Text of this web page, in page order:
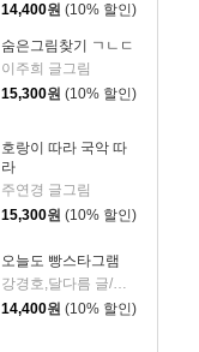
14,400원 (10% 할인)
숨은그림찾기 ㄱㄴㄷ
이주희 글그림
15,300원 (10% 할인)
호랑이 따라 국악 따
라
주연경 글그림
15,300원 (10% 할인)
오늘도 빵스타그램
14,400원 (10% 할인)